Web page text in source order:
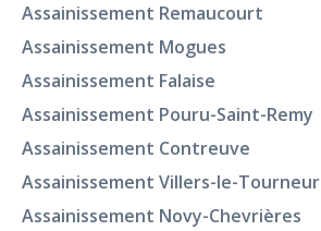
Assainissement Remaucourt
Assainissement Mogues
Assainissement Falaise
Assainissement Pouru-Saint-Remy
Assainissement Contreuve
Assainissement Villers-le-Tourneur
Assainissement Novy-Chevrières